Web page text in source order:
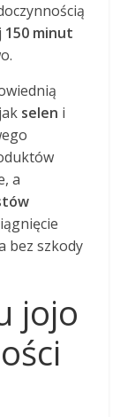
150 minut
selen i
a
bez szkody
jojo